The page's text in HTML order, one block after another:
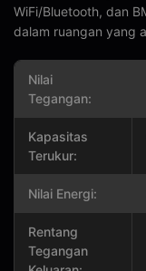
WiFi/Bluetooth, dan
dalam ruangan yang
Nilai
Tegangan:
Kapasitas
Terukur:
Nilai Energi:
Rentang
Tegangan